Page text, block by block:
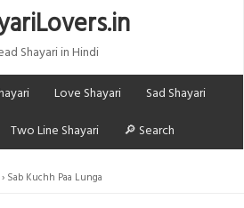
Shayari in Hindi
Love Shayari
Sad Shayari
Two Line Shayari 🔎 Search
Sab Kuchh Paa Lunga